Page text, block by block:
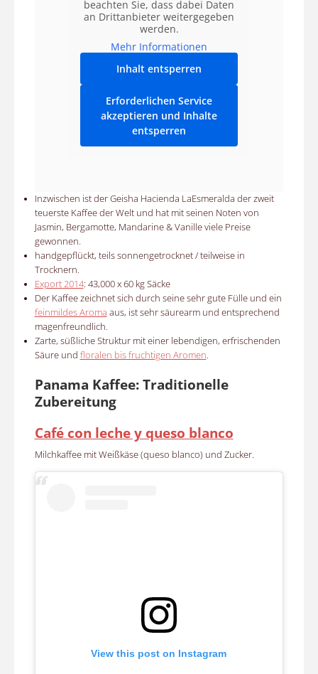
beachten Sie, dass dabei Daten
an Drittanbieter weitergegeben
werden.
Mehr Informationen
Inhalt entsperren
Erforderlichen Service
akzeptieren und Inhalte
entsperren
Inzwischen ist der Geisha Hacienda LaEsmeralda der zweit
teuerste Kaffee der Welt und hat mit seinen Noten von
Jasmin, Bergamotte, Mandarine & Vanille viele Preise
gewonnen.
handgepflückt, teils sonnengetrocknet / teilweise in
Trocknern.
Export 2014: 43,000 x 60 kg Säcke
Der Kaffee zeichnet sich durch seine sehr gute Fülle und ein
feinmildes Aroma aus, ist sehr säurearm und entsprechend
magenfreundlich.
Zarte, süßliche Struktur mit einer lebendigen, erfrischenden
Säure und floralen bis fruchtigen Aromen.
Panama Kaffee: Traditionelle
Zubereitung
Café con leche y queso blanco
Milchkaffee mit Weißkäse (queso blanco) und Zucker.
View this post on Instagram